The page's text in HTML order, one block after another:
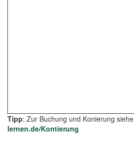
Tipp: Zur Buchung und Konierung siehe
lernen.de/Kontierung